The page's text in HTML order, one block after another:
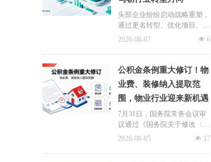
头部企业纷纷启动战略重塑，
通过更名转型、优化项目、升
级服务、挖掘增值收入等多重
一系列经营动作，也为行业下
半年发展指明方向。
넶 6
2026-08-07
公积金条例重大修订！物
业费、装修纳入提取范
围，物业行业迎来新机遇
7月31日，国务院常务会议审
议通过《国务院关于修改〈住
房公积金管理条例〉的决定
景迎来历史性扩容。提取情形
넶 17
2026-08-05